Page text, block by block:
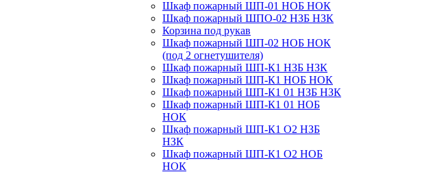
Шкаф пожарный ШП-01 НОБ НОК
Шкаф пожарный ШПО-02 НЗБ НЗК
Корзина под рукав
Шкаф пожарный ШП-02 НОБ НОК
(под 2 огнетушителя)
Шкаф пожарный ШП-К1 НЗБ НЗК
Шкаф пожарный ШП-К1 НОБ НОК
Шкаф пожарный ШП-К1 01 НЗБ НЗК
Шкаф пожарный ШП-К1 01 НОБ
НОК
Шкаф пожарный ШП-К1 О2 НЗБ
НЗК
Шкаф пожарный ШП-К1 О2 НОБ
НОК